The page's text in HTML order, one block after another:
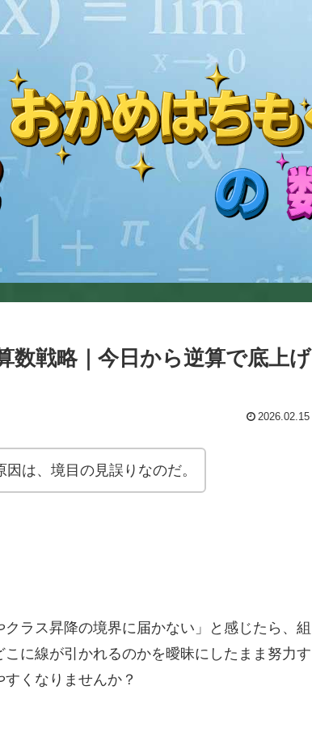
数戦略｜今日から逆算で底上げ
2026.02.15
は、境目の見誤りなのだ。
ラス昇降の境界に届かない」と感じたら、組
に線が引かれるのかを曖昧にしたまま努力す
くなりませんか？